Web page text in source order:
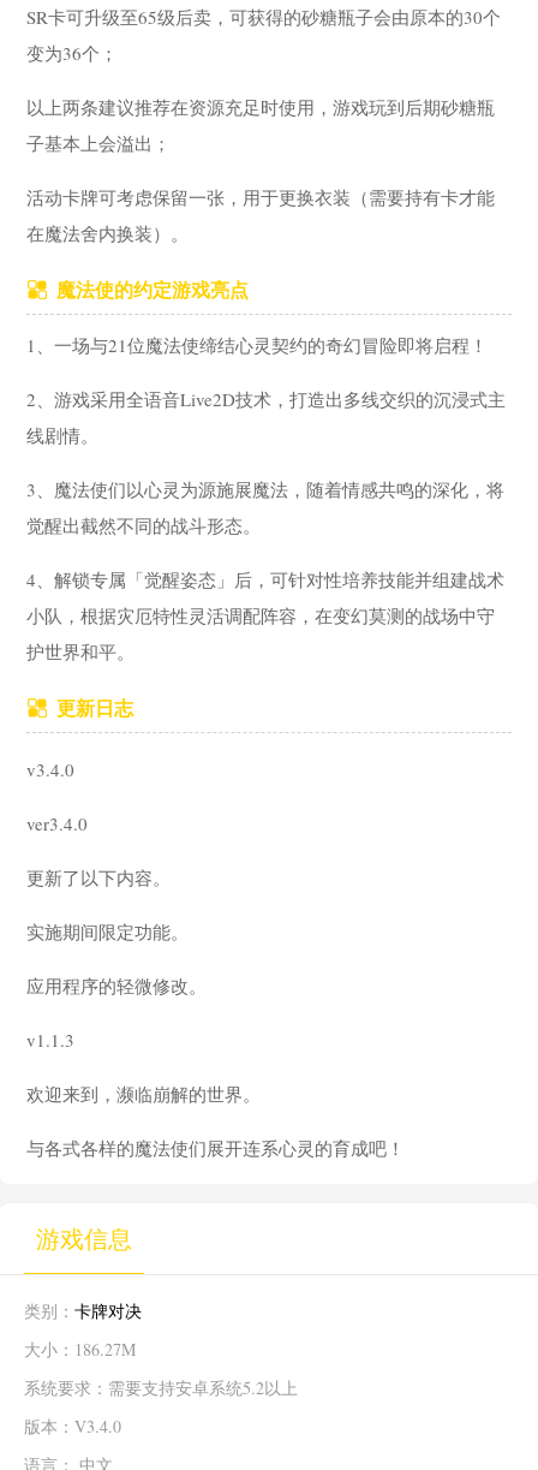
SR卡可升级至65级后卖，可获得的砂糖瓶子会由原本的30个
变为36个；
以上两条建议推荐在资源充足时使用，游戏玩到后期砂糖瓶
子基本上会溢出；
活动卡牌可考虑保留一张，用于更换衣装（需要持有卡才能
在魔法舍内换装）。
魔法使的约定游戏亮点
1、一场与21位魔法使缔结心灵契约的奇幻冒险即将启程！
2、游戏采用全语音Live2D技术，打造出多线交织的沉浸式主
线剧情。
3、魔法使们以心灵为源施展魔法，随着情感共鸣的深化，将
觉醒出截然不同的战斗形态。
4、解锁专属「觉醒姿态」后，可针对性培养技能并组建战术
小队，根据灾厄特性灵活调配阵容，在变幻莫测的战场中守
护世界和平。
更新日志
v3.4.0
ver3.4.0
更新了以下内容。
实施期间限定功能。
应用程序的轻微修改。
v1.1.3
欢迎来到，濒临崩解的世界。
与各式各样的魔法使们展开连系心灵的育成吧！
游戏信息
类别： 卡牌对决
大小：186.27M
系统要求：需要支持安卓系统5.2以上
版本：V3.4.0
语言： 中文